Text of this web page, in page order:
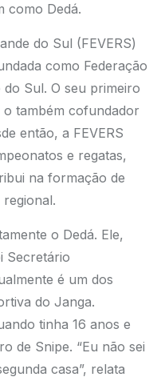
como Dedá.
do Sul (FEVERS)
como Federação
Sul. O seu primeiro
também cofundador
então, a FEVERS
e regatas,
na formação de
o Dedá. Ele,
Secretário
é um dos
do Janga.
tinha 16 anos e
de Snipe. “Eu não sei
casa”, relata